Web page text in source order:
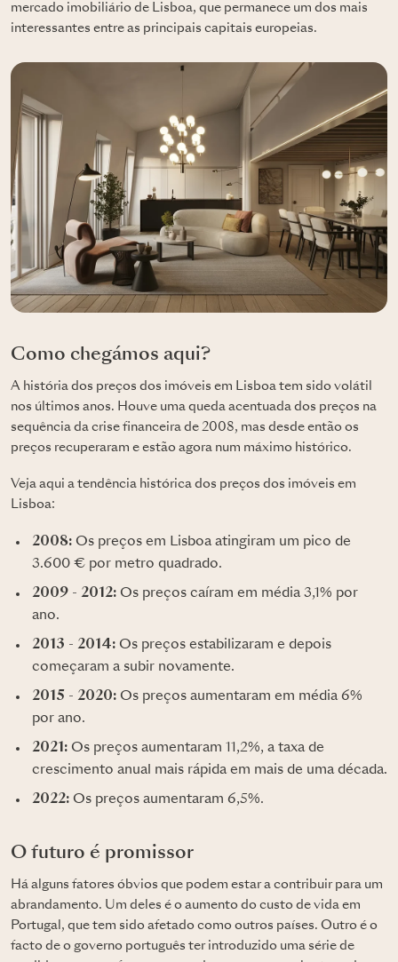
mercado imobiliário de Lisboa, que permanece um dos mais
interessantes entre as principais capitais europeias.
Como chegámos aqui?
A história dos preços dos imóveis em Lisboa tem sido volátil
nos últimos anos. Houve uma queda acentuada dos preços na
sequência da crise financeira de 2008, mas desde então os
preços recuperaram e estão agora num máximo histórico.
Veja aqui a tendência histórica dos preços dos imóveis em
Lisboa:
2008: Os preços em Lisboa atingiram um pico de
3.600 € por metro quadrado.
2009 - 2012: Os preços caíram em média 3,1% por
ano.
2013 - 2014: Os preços estabilizaram e depois
começaram a subir novamente.
2015 - 2020: Os preços aumentaram em média 6%
por ano.
2021: Os preços aumentaram 11,2%, a taxa de
crescimento anual mais rápida em mais de uma década.
2022: Os preços aumentaram 6,5%.
O futuro é promissor
Há alguns fatores óbvios que podem estar a contribuir para um
abrandamento. Um deles é o aumento do custo de vida em
Portugal, que tem sido afetado como outros países. Outro é o
facto de o governo português ter introduzido uma série de